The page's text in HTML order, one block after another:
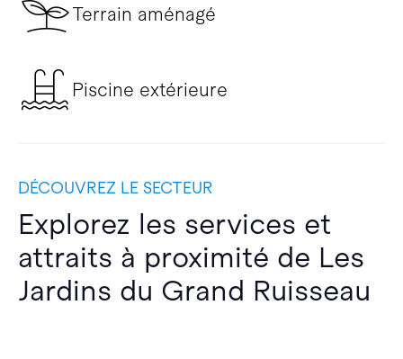
Terrain aménagé
Piscine extérieure
DÉCOUVREZ LE SECTEUR
Explorez les services et
attraits à proximité de Les
Jardins du Grand Ruisseau